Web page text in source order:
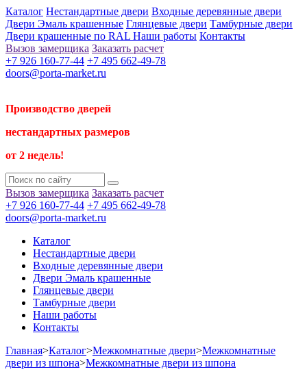
Каталог Нестандартные двери Входные деревянные двери
Двери Эмаль крашенные Глянцевые двери Тамбурные двери
Двери крашенные по RAL Наши работы Контакты
Вызов замерщика Заказать расчет
+7 926 160-77-44 +7 495 662-49-78
doors@porta-market.ru
Производство дверей
нестандартных размеров
от 2 недель!
Вызов замерщика Заказать расчет
+7 926 160-77-44 +7 495 662-49-78
doors@porta-market.ru
Каталог
Нестандартные двери
Входные деревянные двери
Двери Эмаль крашенные
Глянцевые двери
Тамбурные двери
Наши работы
Контакты
Главная>Каталог>Межкомнатные двери>Межкомнатные
двери из шпона>Межкомнатные двери из шпона